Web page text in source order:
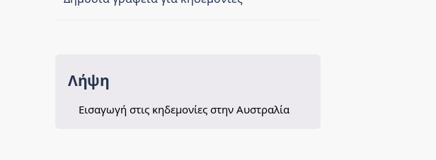
Λήψη
Εισαγωγή στις κηδεμονίες στην Αυστραλία